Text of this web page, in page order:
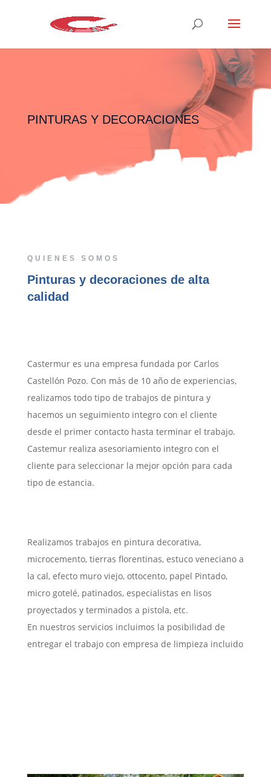
PINTURAS Y DECORACIONES
QUIENES SOMOS
Pinturas y decoraciones de alta
calidad
Castermur es una empresa fundada por Carlos
Castellón Pozo. Con más de 10 año de experiencias,
realizamos todo tipo de trabajos de pintura y
hacemos un seguimiento integro con el cliente
desde el primer contacto hasta terminar el trabajo.
Castemur realiza asesoriamiento integro con el
cliente para seleccionar la mejor opción para cada
tipo de estancia.
Realizamos trabajos en pintura decorativa,
microcemento, tierras florentinas, estuco veneciano a
la cal, efecto muro viejo, ottocento, papel Pintado,
micro gotelé, patinados, especialistas en lisos
proyectados y terminados a pistola, etc.
En nuestros servicios incluimos la posibilidad de
entregar el trabajo con empresa de limpieza incluido